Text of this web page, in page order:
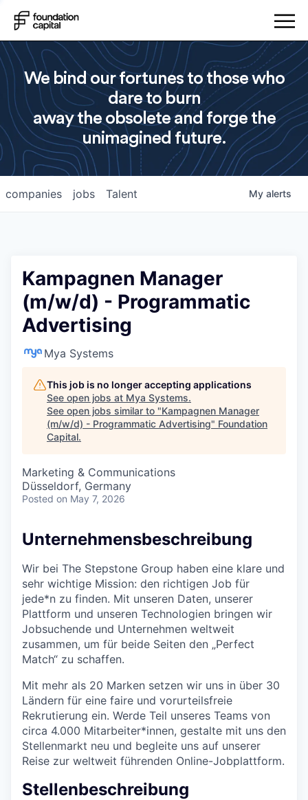
We bind our fortunes to those who
dare to burn
away the obsolete and forge the
unimagined future.
jobs
companies Talent My alerts
Kampagnen Manager
(m/w/d) - Programmatic
Advertising
Mya Systems
This job is no longer accepting applications
See open jobs at Mya Systems.
See open jobs similar to "Kampagnen Manager
(m/w/d) - Programmatic Advertising" Foundation
Capital.
Marketing & Communications
Düsseldorf, Germany
Posted on May 7, 2026
Unternehmensbeschreibung
Wir bei The Stepstone Group haben eine klare und
sehr wichtige Mission: den richtigen Job für
jede*n zu finden. Mit unseren Daten, unserer
Plattform und unseren Technologien bringen wir
Jobsuchende und Unternehmen weltweit
zusammen, um für beide Seiten den „Perfect
Match“ zu schaffen.
Mit mehr als 20 Marken setzen wir uns in über 30
Ländern für eine faire und vorurteilsfreie
Rekrutierung ein. Werde Teil unseres Teams von
circa 4.000 Mitarbeiter*innen, gestalte mit uns den
Stellenmarkt neu und begleite uns auf unserer
Reise zur weltweit führenden Online-Jobplattform.
Stellenbeschreibung